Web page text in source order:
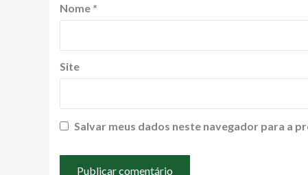
Nome *
Site
Salvar meus dados neste navegador para a